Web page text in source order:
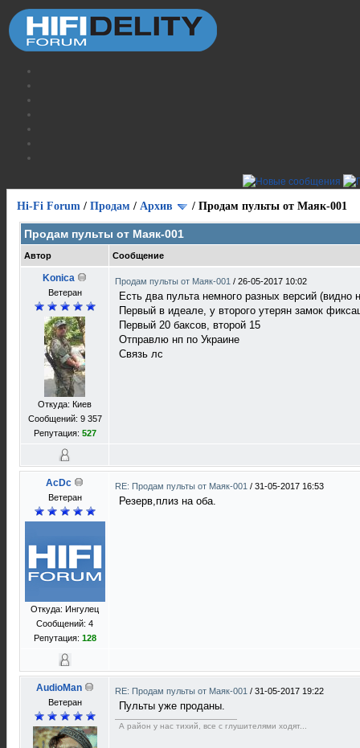
Hi-Fi Forum / Продам / Архив / Продам пульты от Маяк-001
Продам пульты от Маяк-001
Автор Сообщение
Konica
Ветеран
Откуда: Киев
Сообщений: 9 357
Репутация: 527
Продам пульты от Маяк-001 / 26-05-2017 10:02
Есть два пульта немного разных версий (видно
Первый в идеале, у второго утерян замок
Первый 20 баксов, второй 15
Отправлю нп по Украине
Связь лс
AcDc
Ветеран
Откуда: Ингулец
Сообщений: 4
Репутация: 128
RE: Продам пульты от Маяк-001 / 31-05-2017 16:53
Резерв,плиз на оба.
AudioMan
Ветеран
RE: Продам пульты от Маяк-001 / 31-05-2017 19:22
Пульты уже проданы.
А район у нас тихий, все с глушителями ходят...